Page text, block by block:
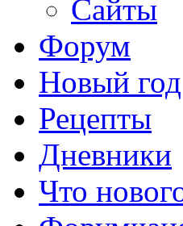
Сайты
Форум
Новый год
Рецепты
Дневники
Что